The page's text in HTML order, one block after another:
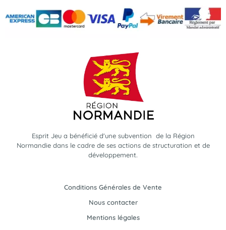
Esprit Jeu a bénéficié d'une subvention de la Région
Normandie dans le cadre de ses actions de structuration et de
développement.
Conditions Générales de Vente
Nous contacter
Mentions légales